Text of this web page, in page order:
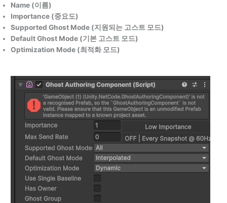
Name (이름)
Importance (중요도)
Supported Ghost Mode (지원되는 고스트 모드)
Default Ghost Mode (기본 고스트 모드)
Optimization Mode (최적화 모드)